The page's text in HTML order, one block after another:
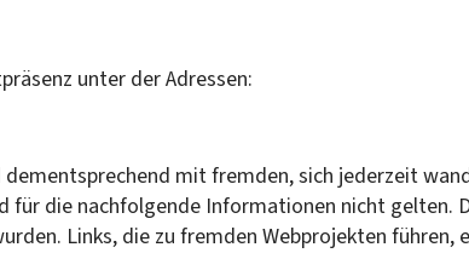
unter der Adressen:
dementsprechend mit fremden, sich jederzeit
die nachfolgende Informationen nicht gelten.
Links, die zu fremden Webprojekten führen,